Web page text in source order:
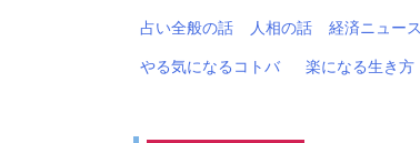
占い全般の話
人相の話 経済ニュー
やる気になるコトバ
楽になる生き方